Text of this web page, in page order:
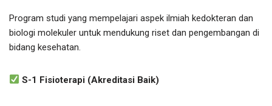
Program studi yang mempelajari aspek ilmiah kedokteran dan
biologi molekuler untuk mendukung riset dan pengembangan di
bidang kesehatan.
S-1 Fisioterapi (Akreditasi Baik)